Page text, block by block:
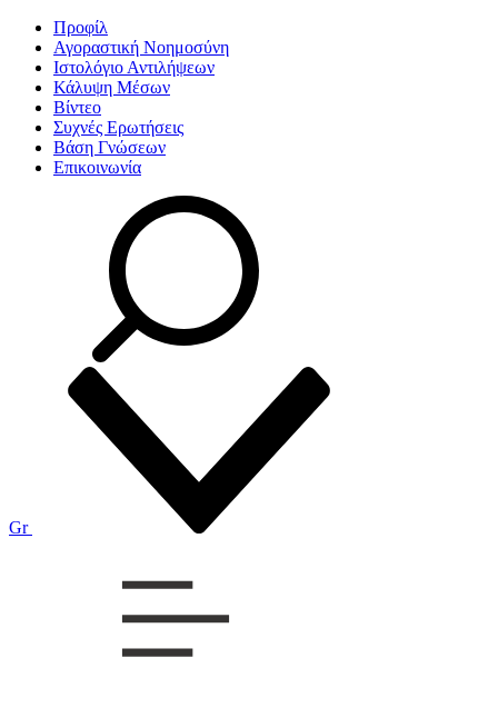
Προφίλ
Αγοραστική Νοημοσύνη
Ιστολόγιο Αντιλήψεων
Κάλυψη Μέσων
Βίντεο
Συχνές Ερωτήσεις
Βάση Γνώσεων
Επικοινωνία
Gr